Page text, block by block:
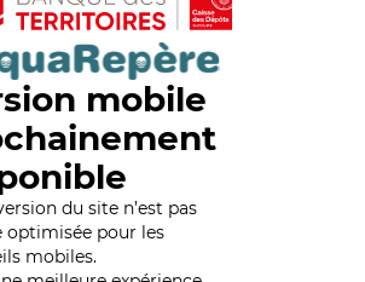
mobile
du site n’est pas
optimisée pour les
mobiles.